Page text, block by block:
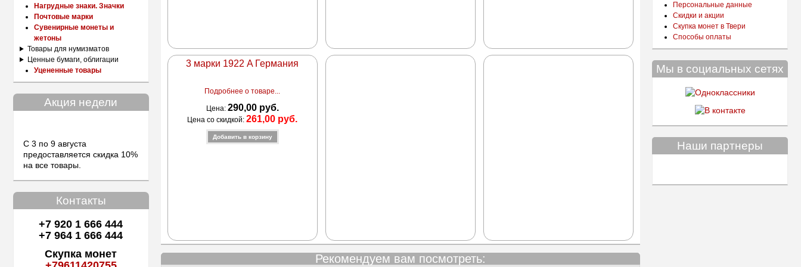
Нагрудные знаки. Значки
Почтовые марки
Сувенирные монеты и
жетоны
Товары для нумизматов
Ценные бумаги, облигации
Уцененные товары
Акция недели
С 3 по 9 августа
предоставляется скидка 10%
на все товары.
Контакты
+7 920 1 666 444
+7 964 1 666 444
Скупка монет
3 марки 1922 A Германия
Подробнее о товаре...
Цена: 290,00 руб.
Цена со скидкой:261,00 руб.
Рекомендуем вам посмотреть:
Персональные данные
Скидки и акции
Скупка монет в Твери
Способы оплаты
Мы в социальных сетях
Наши партнеры